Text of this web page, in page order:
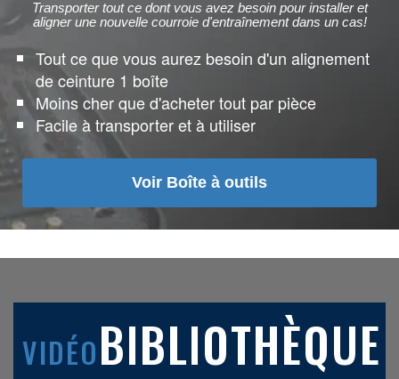
Transporter tout ce dont vous avez besoin pour installer et
aligner une nouvelle courroie d'entraînement dans un cas!
Tout ce que vous aurez besoin d'un alignement
de ceinture 1 boîte
Moins cher que d'acheter tout par pièce
Facile à transporter et à utiliser
Voir Boîte à outils
VIDÉOBIBLIOTHÈQUE